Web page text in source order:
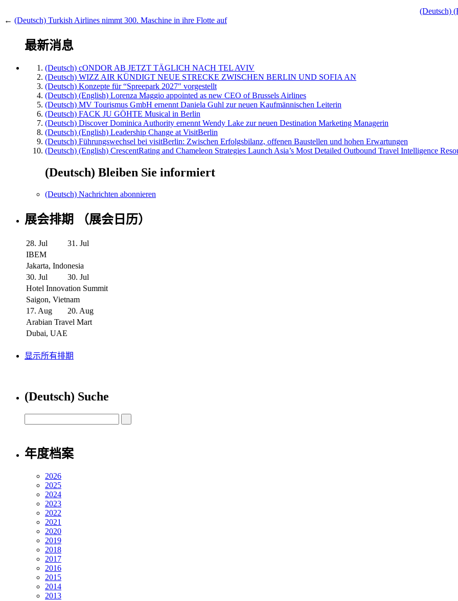
(Deutsch)
← (Deutsch) Turkish Airlines nimmt 300. Maschine in ihre Flotte auf
最新消息
(Deutsch) cONDOR AB JETZT TÄGLICH NACH TEL AVIV
(Deutsch) WIZZ AIR KÜNDIGT NEUE STRECKE ZWISCHEN BERLIN UND SOFIA AN
(Deutsch) Konzepte für “Spreepark 2027″ vorgestellt
(Deutsch) (English) Lorenza Maggio appointed as new CEO of Brussels Airlines
(Deutsch) MV Tourismus GmbH ernennt Daniela Guhl zur neuen Kaufmännischen Leiterin
(Deutsch) FACK JU GÖHTE Musical in Berlin
(Deutsch) Discover Dominica Authority ernennt Wendy Lake zur neuen Destination Marketing Managerin
(Deutsch) (English) Leadership Change at VisitBerlin
(Deutsch) Führungswechsel bei visitBerlin: Zwischen Erfolgsbilanz, offenen Baustellen und hohen Erwartungen
(Deutsch) (English) CrescentRating and Chameleon Strategies Launch Asia’s Most Detailed Outbound Travel Intelligence
(Deutsch) Bleiben Sie informiert
(Deutsch) Nachrichten abonnieren
展会排期 （展会日历）
28. Jul
31. Jul
IBEM
Jakarta, Indonesia
30. Jul
30. Jul
Hotel Innovation Summit
Saigon, Vietnam
17. Aug
20. Aug
Arabian Travel Mart
Dubai, UAE
显示所有排期
(Deutsch) Suche
年度档案
2026
2025
2024
2023
2022
2021
2020
2019
2018
2017
2016
2015
2014
2013